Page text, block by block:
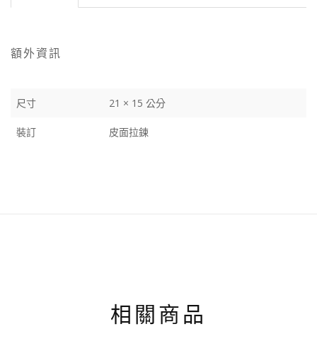
額外資訊
尺寸 21 × 15 公分
裝訂 皮面拉鍊
相關商品